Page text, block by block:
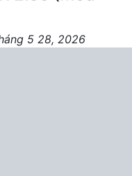
5 28, 2026